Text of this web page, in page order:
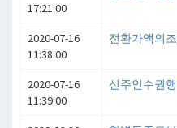
17:21:00
2020-07-16
11:38:00
전환가액의
2020-07-16
11:39:00
신주인수권